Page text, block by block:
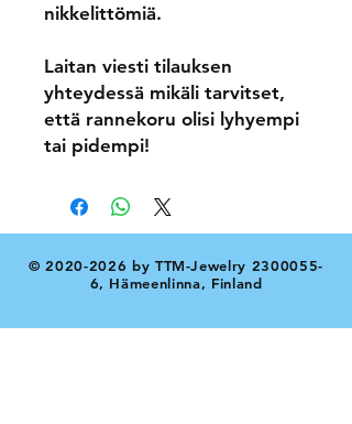
nikkelittömiä.
Laitan viesti tilauksen
yhteydessä mikäli tarvitset,
että rannekoru olisi lyhyempi
tai pidempi!
©2020-2026 by TTM-Jewelry 2300055-
6, Hämeenlinna, Finland